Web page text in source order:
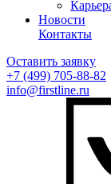
Новости
Контакты
Оставить заявку
+7 (499) 705-88-82
info@firstline.ru